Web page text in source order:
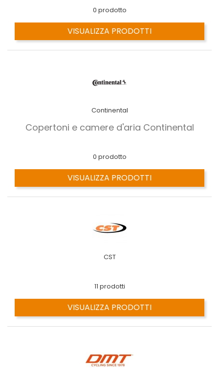
0 prodotto
VISUALIZZA PRODOTTI
Continental
Copertoni e camere d'aria Continental
0 prodotto
VISUALIZZA PRODOTTI
CST
11 prodotti
VISUALIZZA PRODOTTI